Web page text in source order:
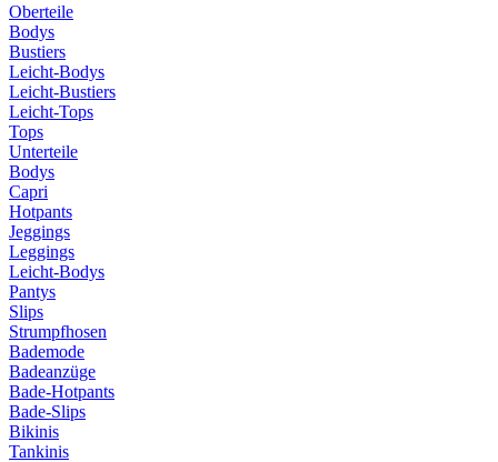
Oberteile
Bodys
Bustiers
Leicht-Bodys
Leicht-Bustiers
Leicht-Tops
Tops
Unterteile
Bodys
Capri
Hotpants
Jeggings
Leggings
Leicht-Bodys
Pantys
Slips
Strumpfhosen
Bademode
Badeanzüge
Bade-Hotpants
Bade-Slips
Bikinis
Tankinis